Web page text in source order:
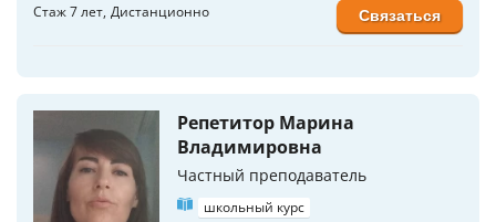
Стаж 7 лет Дистанционно Связаться
Репетитор Марина
Владимировна
Частный преподаватель
школьный курс